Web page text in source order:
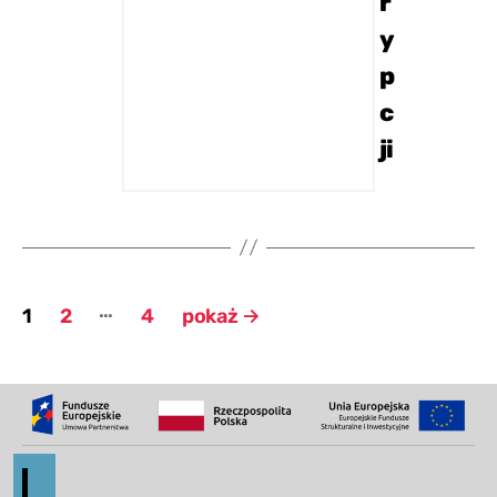
y
p
c
ji
Nawigacja
wpisach
1 2 … 4 pokaż →